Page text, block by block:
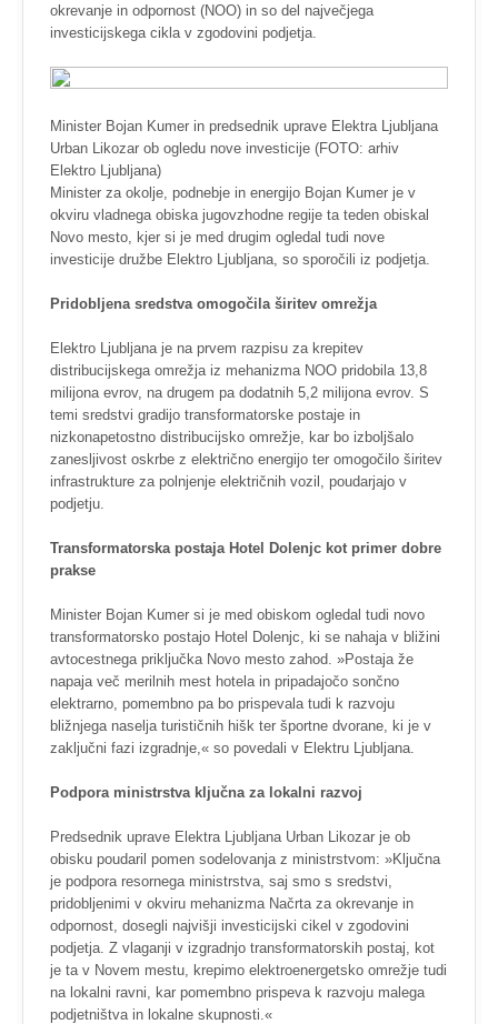
okrevanje in odpornost (NOO) in so del največjega
investicijskega cikla v zgodovini podjetja.
Minister Bojan Kumer in predsednik uprave Elektra Ljubljana
Urban Likozar ob ogledu nove investicije (FOTO: arhiv
Elektro Ljubljana)
Minister za okolje, podnebje in energijo Bojan Kumer je v
okviru vladnega obiska jugovzhodne regije ta teden obiskal
Novo mesto, kjer si je med drugim ogledal tudi nove
investicije družbe Elektro Ljubljana, so sporočili iz podjetja.
Pridobljena sredstva omogočila širitev omrežja
Elektro Ljubljana je na prvem razpisu za krepitev
distribucijskega omrežja iz mehanizma NOO pridobila 13,8
milijona evrov, na drugem pa dodatnih 5,2 milijona evrov. S
temi sredstvi gradijo transformatorske postaje in
nizkonapetostno distribucijsko omrežje, kar bo izboljšalo
zanesljivost oskrbe z električno energijo ter omogočilo širitev
infrastrukture za polnjenje električnih vozil, poudarjajo v
podjetju.
Transformatorska postaja Hotel Dolenjc kot primer dobre
prakse
Minister Bojan Kumer si je med obiskom ogledal tudi novo
transformatorsko postajo Hotel Dolenjc, ki se nahaja v bližini
avtocestnega priključka Novo mesto zahod. »Postaja že
napaja več merilnih mest hotela in pripadajočo sončno
elektrarno, pomembno pa bo prispevala tudi k razvoju
bližnjega naselja turističnih hišk ter športne dvorane, ki je v
zaključni fazi izgradnje,« so povedali v Elektru Ljubljana.
Podpora ministrstva ključna za lokalni razvoj
Predsednik uprave Elektra Ljubljana Urban Likozar je ob
obisku poudaril pomen sodelovanja z ministrstvom: »Ključna
je podpora resornega ministrstva, saj smo s sredstvi,
pridobljenimi v okviru mehanizma Načrta za okrevanje in
odpornost, dosegli najvišji investicijski cikel v zgodovini
podjetja. Z vlaganji v izgradnjo transformatorskih postaj, kot
je ta v Novem mestu, krepimo elektroenergetsko omrežje tudi
na lokalni ravni, kar pomembno prispeva k razvoju malega
podjetništva in lokalne skupnosti.«